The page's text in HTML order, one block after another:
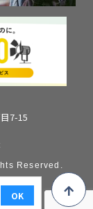
OK
7-15
Reserved.